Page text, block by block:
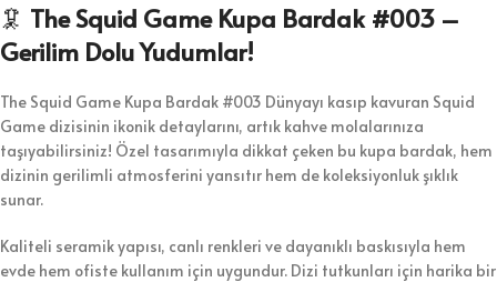
🦑 The Squid Game Kupa Bardak #003 –
Gerilim Dolu Yudumlar!
The Squid Game Kupa Bardak #003 Dünyayı kasıp kavuran Squid
Game dizisinin ikonik detaylarını, artık kahve molalarınıza
taşıyabilirsiniz! Özel tasarımıyla dikkat çeken bu kupa bardak, hem
dizinin gerilimli atmosferini yansıtır hem de koleksiyonluk şıklık
sunar.
Kaliteli seramik yapısı, canlı renkleri ve dayanıklı baskısıyla hem
evde hem ofiste kullanım için uygundur. Dizi tutkunları için harika bir